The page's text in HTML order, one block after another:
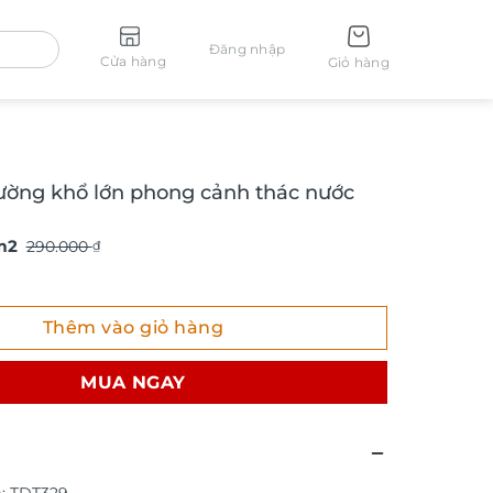
Cửa hàng
Đăng nhập
Giỏ hàng
khổ lớn phong cảnh thác nước
290.000₫
khổ lớn phong cảnh thác nước TDT329 số lượng
Thêm vào giỏ hàng
MUA NGAY